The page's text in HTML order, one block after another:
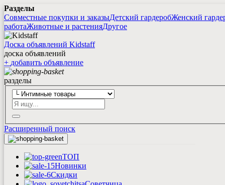
Разделы
Совместные покупки и заказыДетский гардеробЖенский
работаЖивотные и растенияДругое
Доска объявлений Kidstaff
доска объявлений
+ добавить объявление
разделы
Расширенный поиск
ТОП
Новинки
Скидки